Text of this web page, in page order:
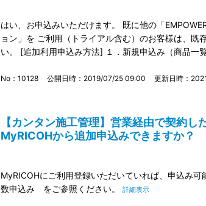
はい、お申込みいただけます。 既に他の「
ョン」を ご利用（トライアル含む）のお客様は、既
い。 [追加利用申込み方法] １．新規申込み（商品一
No：10128 公開日時：2019/07/25 09:00 更新日時：
【カンタン施工管理】営業経由で契約し
MyRICOHから追加申込みできますか？
MyRICOHにご利用登録いただいていれば、申込み
数申込み をご参照ください。
詳細表示